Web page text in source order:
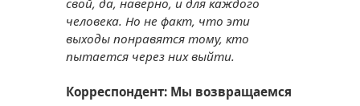
человека. Но не факт, что эти
выходы понравятся тому, кто
пытается через них выйти.
Корреспондент: Мы возвращаемся